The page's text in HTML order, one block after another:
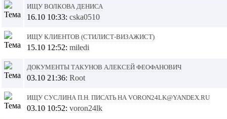
Ищу Волкова Дениса
16.10 10:33: cska0510
ищу клиентов (стилист-визажист)
15.10 12:52: miledi
Документы Такунов Алексей Феофанович
03.10 21:36: Root
Ищу Суслина П.Н. писать на voron24lk@yandex.ru
03.10 10:52: voron24lk